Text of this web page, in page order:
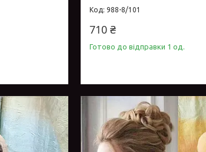
988-8/101
710 ₴
Готово до відправки 1 од.